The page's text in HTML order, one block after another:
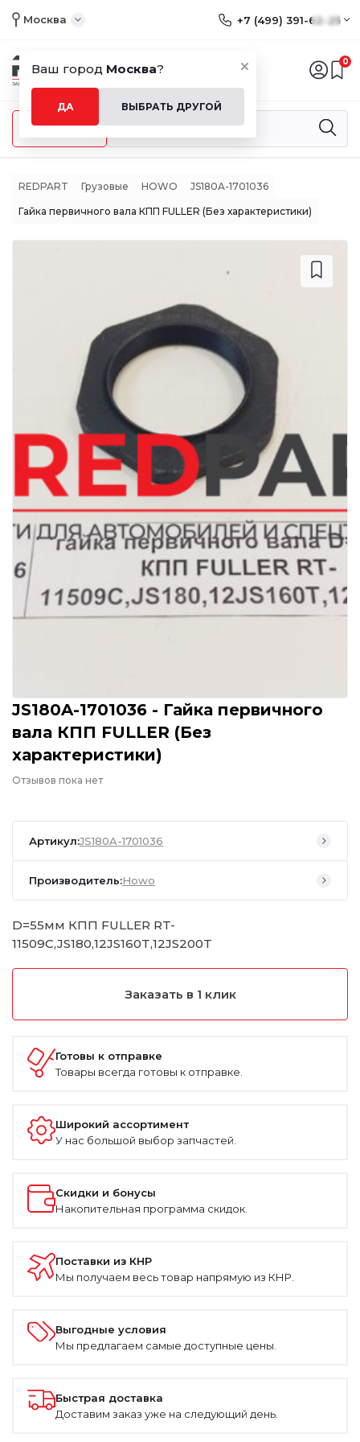
Ваш город Москва?
ДА ВЫБРАТЬ ДРУГОЙ
Москва +7 (499) 391-62-25
0
Меню
REDPART Грузовые HOWO JS180A-1701036
Гайка первичного вала КПП FULLER (Без характеристики)
JS180A-1701036 - Гайка первичного
вала КПП FULLER (Без
характеристики)
Отзывов пока нет
Артикул:JS180A-1701036
Производитель:Howo
D=55мм КПП FULLER RT-
11509C,JS180,12JS160T,12JS200T
Заказать в 1 клик
Готовы к отправке
Товары всегда готовы к отправке.
Широкий ассортимент
У нас большой выбор запчастей.
Скидки и бонусы
Накопительная программа скидок.
Поставки из КНР
Мы получаем весь товар напрямую из КНР.
Выгодные условия
Мы предлагаем самые доступные цены.
Быстрая доставка
Доставим заказ уже на следующий день.